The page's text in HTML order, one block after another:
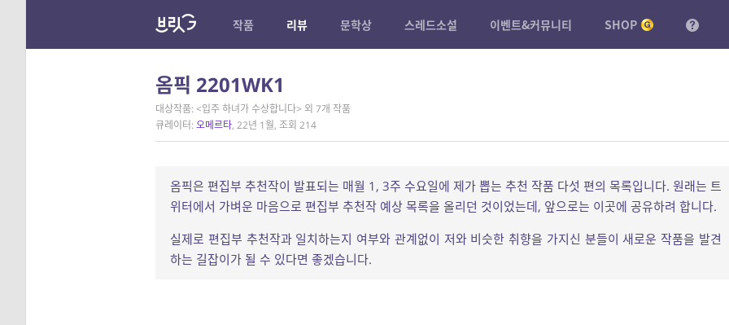
작품 리뷰 문학상 스레드소설 이벤트&커뮤니티 SHOP
옴픽 2201WK1
대상작품: <입주 하녀가 수상합니다> 외 7개 작품
큐레이터: 오메르타, 22년 1월, 조회 214
옴픽은 편집부 추천작이 발표되는 매월 1, 3주 수요일에 제가 뽑는 추천 작품 다섯 편의 목록입니다. 원래는 트
위터에서 가벼운 마음으로 편집부 추천작 예상 목록을 올리던 것이었는데, 앞으로는 이곳에 공유하려 합니다.
실제로 편집부 추천작과 일치하는지 여부와 관계없이 저와 비슷한 취향을 가지신 분들이 새로운 작품을 발견
하는 길잡이가 될 수 있다면 좋겠습니다.